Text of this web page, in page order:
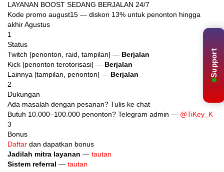
Support
LAYANAN BOOST SEDANG BERJALAN 24/7
Kode promo august15 — diskon 13% untuk penonton hingga
akhir Agustus
1
Status
Twitch [penonton, raid, tampilan] — Berjalan
Kick [penonton terotorisasi] — Berjalan
Lainnya [tampilan, penonton] — Berjalan
2
Dukungan
Ada masalah dengan pesanan? Tulis ke chat
Butuh 10.000–100.000 penonton? Telegram admin — @TiKey_K
3
Bonus
Daftar dan dapatkan bonus
Jadilah mitra layanan — tautan
Sistem referral — tautan